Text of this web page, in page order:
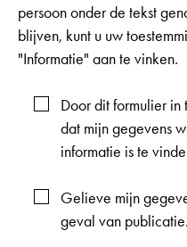
persoon onder de tekst
blijven, kunt u uw
"Informatie" aan te vinken.
Door dit formulier
dat mijn gegevens
informatie is te
Gelieve mijn
geval van publicatie.